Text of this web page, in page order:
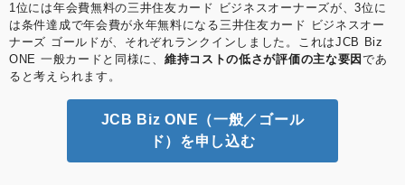
1位には年会費無料の三井住友カード ビジネスオーナーズが、3位に
は条件達成で年会費が永年無料になる三井住友カード ビジネスオー
ナーズ ゴールドが、それぞれランクインしました。これはJCB Biz
ONE 一般カードと同様に、 維持コストの低さが評価の主な要因であ
ると考えられます。
JCB Biz ONE（一般／ゴール
ド）を申し込む